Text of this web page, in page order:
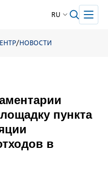
RU
/НОВОСТИ
пункта
в